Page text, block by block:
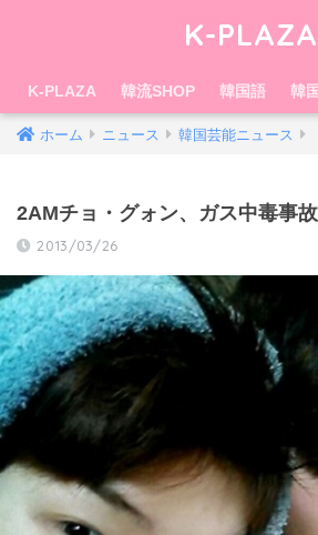
K-PLAZA
K-PLAZA 韓流SHOP 韓国語 韓
ホーム ニュース 韓国芸能ニュース
2AMチョ・グォン、ガス中毒事
2013/03/26